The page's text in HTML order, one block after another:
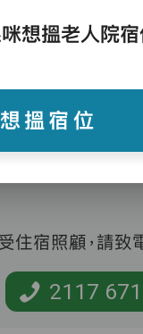
助沐浴
宿照顧，請致
2117
想搵老人院宿
搵宿位